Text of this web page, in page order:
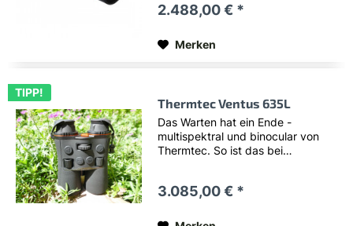
alle Bereiche ab. Serienmäßig ist
2.488,00 € *
Merken
TIPP!
Thermtec Ventus 635L
Das Warten hat ein Ende -
multispektral und binocular von
Thermtec. So ist das bei
der Ventus Serie wird das erste
Thermtec...
3.085,00 € *